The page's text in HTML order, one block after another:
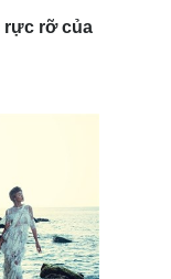
rực rỡ của